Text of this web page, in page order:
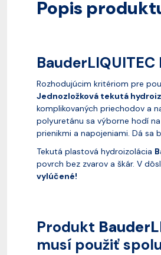
Popis
Rozhodujúcim kritériom pre
Jednozložková tekutá
komplikovaných priechodov a
polyuretánu sa výborne hodí
prienikmi a napojeniami. Dá sa
Tekutá plastová hydroizolácia
povrch bez zvarov a škár. V
vylúčené!
Produkt
musí použiť